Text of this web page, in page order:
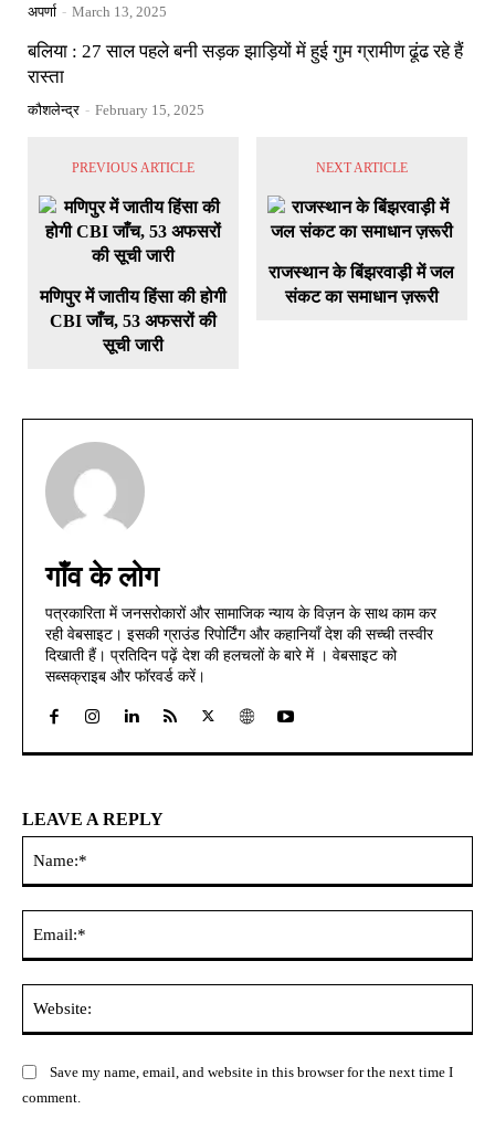
अपर्णा - March 13, 2025
बलिया : 27 साल पहले बनी सड़क झाड़ियों में हुई गुम ग्रामीण ढूंढ रहे हैं
रास्ता
कौशलेन्द्र - February 15, 2025
PREVIOUS ARTICLE
मणिपुर में जातीय हिंसा की होगी
CBI जाँच, 53 अफसरों की
सूची जारी
NEXT ARTICLE
राजस्थान के बिंझरवाड़ी में जल
संकट का समाधान ज़रूरी
गाँव के लोग
पत्रकारिता में जनसरोकारों और सामाजिक न्याय के विज़न के साथ काम कर
रही वेबसाइट। इसकी ग्राउंड रिपोर्टिंग और कहानियाँ देश की सच्ची तस्वीर
दिखाती हैं। प्रतिदिन पढ़ें देश की हलचलों के बारे में । वेबसाइट को
सब्सक्राइब और फॉरवर्ड करें।
LEAVE A REPLY
Save my name, email, and website in this browser for the next time I
comment.